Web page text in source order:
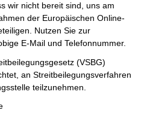
wir nicht bereit sind, uns am
der Europäischen Online-
Nutzen Sie zur
E-Mail und Telefonnummer.
(VSBG)
an Streitbeilegungsverfahren
teilzunehmen.